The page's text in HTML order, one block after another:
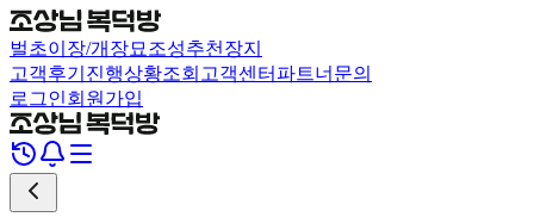
벌초이장/개장묘조성추천장지
고객후기 진행상황조회 고객센터 파트너문의
로그인회원가입